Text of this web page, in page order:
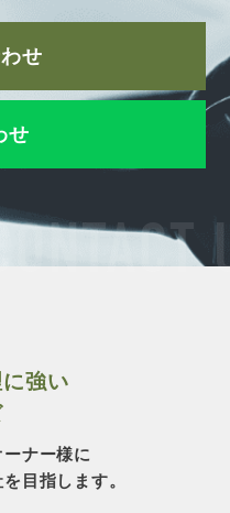
せ
せ
強い
ナー様に
目指します。